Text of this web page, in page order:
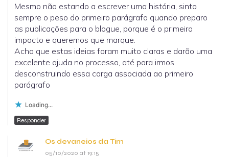
Mesmo não estando a escrever uma história, sinto
sempre o peso do primeiro parágrafo quando preparo
as publicações para o blogue, porque é o primeiro
impacto e queremos que marque.
Acho que estas ideias foram muito claras e darão uma
excelente ajuda no processo, até para irmos
desconstruindo essa carga associada ao primeiro
parágrafo
Loading...
Responder
Os devaneios da Tim
05/10/2020 at 19:15